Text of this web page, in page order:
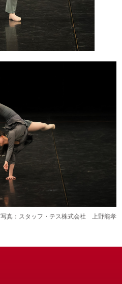
写真：スタッフ・テス株式会社 上野能孝